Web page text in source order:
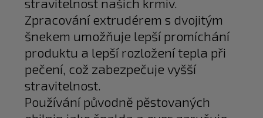
Zpracování extrudérem s dvojitým
šnekem umožňuje lepší promíchání
produktu a lepší rozložení tepla při
pečení, což zabezpečuje vyšší
stravitelnost.
Používání původně pěstovaných